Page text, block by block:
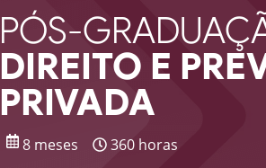
PÓS-
DIREITO E
PRIVADA
8 meses 360 horas